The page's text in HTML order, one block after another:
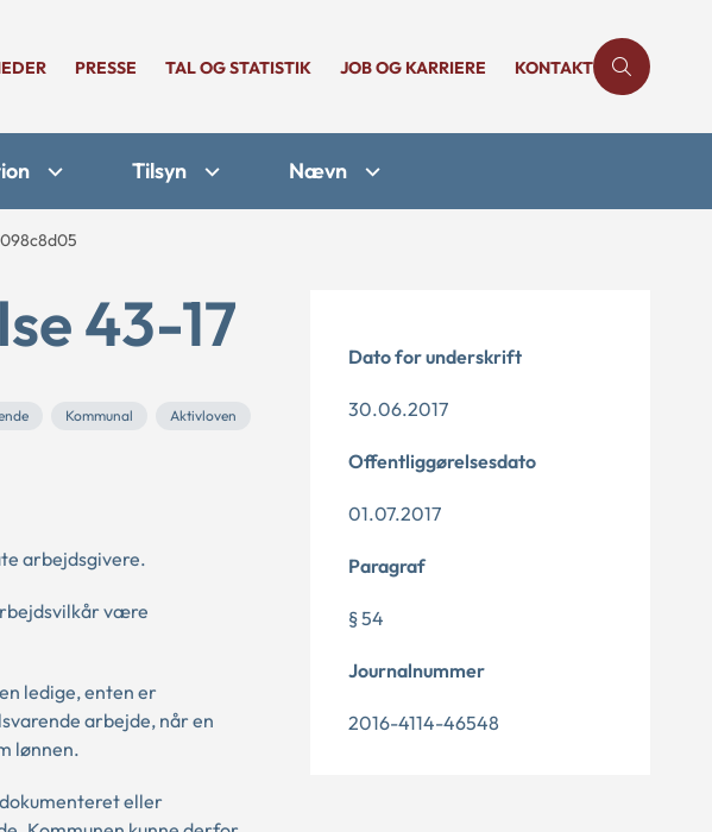
PRESSE TAL OG STATISTIK JOB OG KARRIERE KONTAKT
Tilsyn Nævn
43-17
Kommunal
Aktivloven
arbejdsgivere.
være
ledige, enten er
arbejde, når en
lønnen.
eller
Dato for underskrift
30.06.2017
Offentliggørelsesdato
01.07.2017
Paragraf
§ 54
Journalnummer
2016-4114-46548